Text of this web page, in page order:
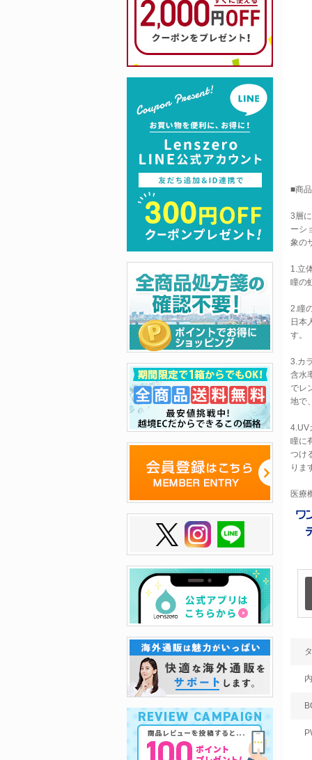
■商
3層
ーシ
象の
1.立
瞳の
2.瞳
日本
す。
3.カ
含水
でレ
地で
4.UV
瞳に
つけ
りま
医療